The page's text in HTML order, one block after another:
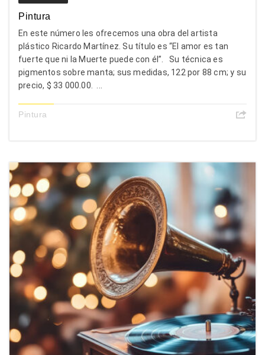
Pintura
En este número les ofrecemos una obra del artista
plástico Ricardo Martínez. Su título es “El amor es tan
fuerte que ni la Muerte puede con él”. Su técnica es
pigmentos sobre manta; sus medidas, 122 por 88 cm; y su
precio, $ 33 000.00. ...
Pintura